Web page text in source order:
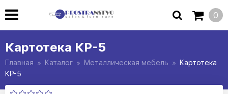
0
Картотека КР-5
Главная Каталог Металлическая мебель
Картотека
КР-5